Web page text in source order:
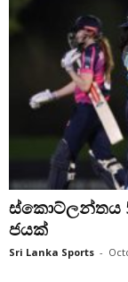
ස්කොට්ලන්තය
ජයක්
Sri Lanka Sports -